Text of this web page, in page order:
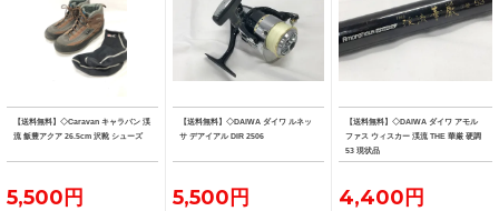
【送料無料】◇Caravan キャラバン 渓
流 飯豊アクア 26.5cm 沢靴 シューズ
5,500円
【送料無料】◇DAIWA ダイワ ルネッ
サ デアイアル DIR 2506
5,500円
【送料無料】◇DAIWA ダイワ アモル
ファス ウィスカー 渓流 THE 華厳 硬調
53 現状品
4,400円